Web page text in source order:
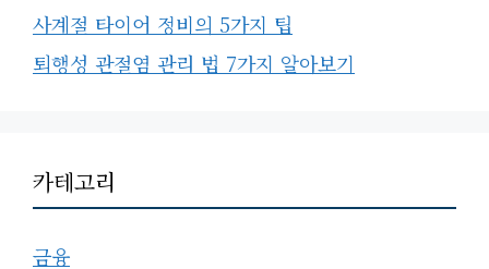
사계절 타이어 정비의 5가지 팁
퇴행성 관절염 관리 법 7가지 알아보기
카테고리
금융